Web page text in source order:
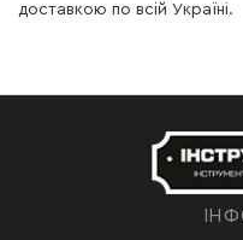
доставкою по всій Україні.